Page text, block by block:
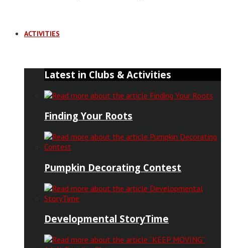
ACTIVITIES
Latest in Clubs & Activities
Finding Your Roots
Pumpkin Decorating Contest
Developmental StoryTime